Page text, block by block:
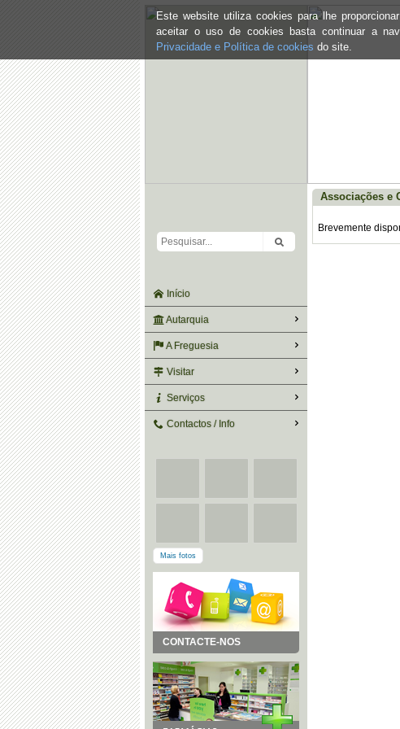
Este website utiliza cookies para lhe
aceitar o uso de cookies basta continuar a
Privacidade e Política de cookies do site.
Início
Autarquia
A Freguesia
Visitar
Serviços
Contactos / Info
Mais fotos
CONTACTE-NOS
Associações e
Brevemente